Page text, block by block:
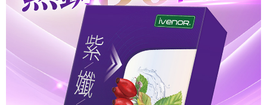
客戶支援中心」https://netprotections.freshdesk.com/support/home
【注意事項】
１．透過由恩沛科技股份有限公司提供之「AFTEE先享後付」服務完成之交
易，需依本服務之必要範圍內提供個人資料，並將交易相關給付款項請求債
權轉讓予恩沛科技股份有限公司。
２．關於個人資料處理事宜，請瀏覽以下網址：
https://aftee.tw/terms/#terms3
３．未成年的使用者請事先徵得法定代理人或監護人之同意方可使用
「AFTEE先享後付」，若未經同意申辦者引起之損失，本公司不負相關責
7-11取貨付款
每筆NT$100，滿NT$1,500(含以上)免運費
付款後7-11取貨
每筆NT$100，滿NT$1,500(含以上)免運費